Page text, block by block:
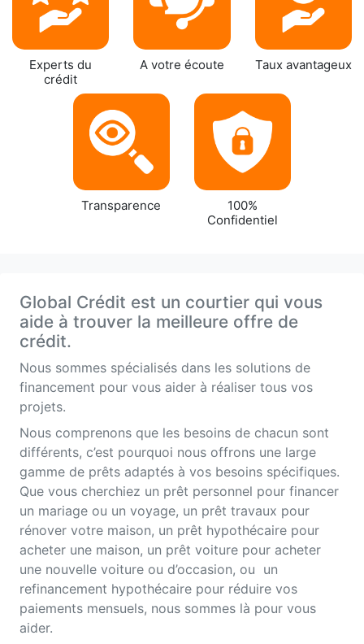
Experts du
crédit
A votre écoute Taux avantageux
Transparence
100%
Confidentiel
Global Crédit est un courtier qui vous
aide à trouver la meilleure offre de
crédit.
Nous sommes spécialisés dans les solutions de
financement pour vous aider à réaliser tous vos
projets.
Nous comprenons que les besoins de chacun sont
différents, c’est pourquoi nous offrons une large
gamme de prêts adaptés à vos besoins spécifiques.
Que vous cherchiez un prêt personnel pour financer
un mariage ou un voyage, un prêt travaux pour
rénover votre maison, un prêt hypothécaire pour
acheter une maison, un prêt voiture pour acheter
une nouvelle voiture ou d’occasion, ou un
refinancement hypothécaire pour réduire vos
paiements mensuels, nous sommes là pour vous
aider.